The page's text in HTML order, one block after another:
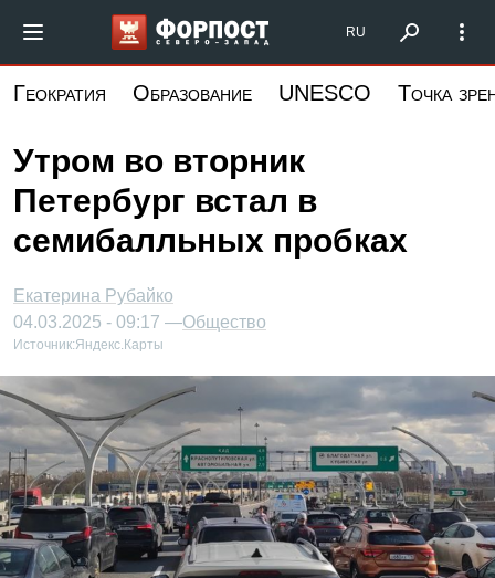
основному
Форпост Северо-Запад
RU
Геократия Образование UNESCO Точка
Утром во вторник
Петербург встал в
семибалльных пробках
Екатерина Рубайко
04.03.2025 - 09:17 —Общество
Источник:Яндекс.Карты